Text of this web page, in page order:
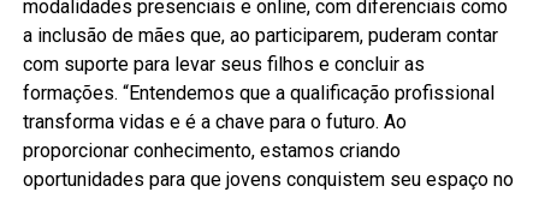
modalidades presenciais e online, com diferenciais como
a inclusão de mães que, ao participarem, puderam contar
com suporte para levar seus filhos e concluir as
formações. “Entendemos que a qualificação profissional
transforma vidas e é a chave para o futuro. Ao
proporcionar conhecimento, estamos criando
oportunidades para que jovens conquistem seu espaço no